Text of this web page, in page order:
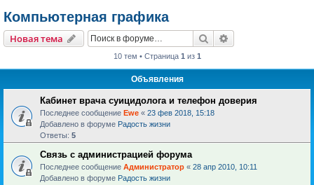
Компьютерная графика
Новая тема Поиск
10 тем • Страница 1 из 1
Объявления
Кабинет врача суицидолога и телефон доверия
Последнее сообщение Ewe « 23 фев 2018, 15:18
Добавлено в форуме Радость жизни
Ответы: 5
Связь с администрацией форума
Последнее сообщение Администратор « 28 апр 2010, 10:11
Добавлено в форуме Радость жизни